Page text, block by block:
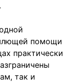
помощи
практически
так и